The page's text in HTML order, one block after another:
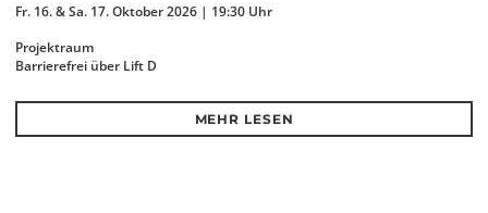
Fr. 16. & Sa. 17. Oktober 2026 | 19:30 Uhr
Projektraum
Barrierefrei über Lift D
MEHR LESEN